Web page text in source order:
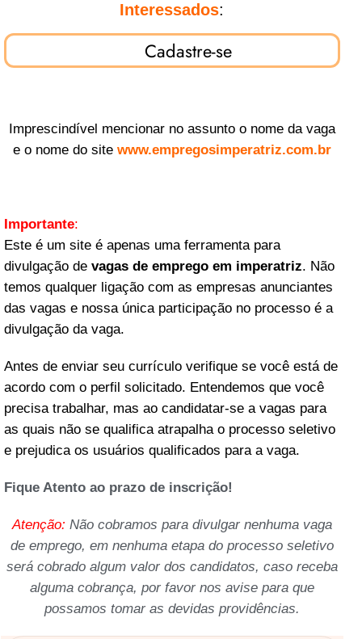
Interessados:
Cadastre-se
Imprescindível mencionar no assunto o nome da vaga
e o nome do site www.empregosimperatriz.com.br
Importante:
Este é um site é apenas uma ferramenta para
divulgação de vagas de emprego em imperatriz. Não
temos qualquer ligação com as empresas anunciantes
das vagas e nossa única participação no processo é a
divulgação da vaga.
Antes de enviar seu currículo verifique se você está de
acordo com o perfil solicitado. Entendemos que você
precisa trabalhar, mas ao candidatar-se a vagas para
as quais não se qualifica atrapalha o processo seletivo
e prejudica os usuários qualificados para a vaga.
Fique Atento ao prazo de inscrição!
Atenção: Não cobramos para divulgar nenhuma vaga
de emprego, em nenhuma etapa do processo seletivo
será cobrado algum valor dos candidatos, caso receba
alguma cobrança, por favor nos avise para que
possamos tomar as devidas providências.